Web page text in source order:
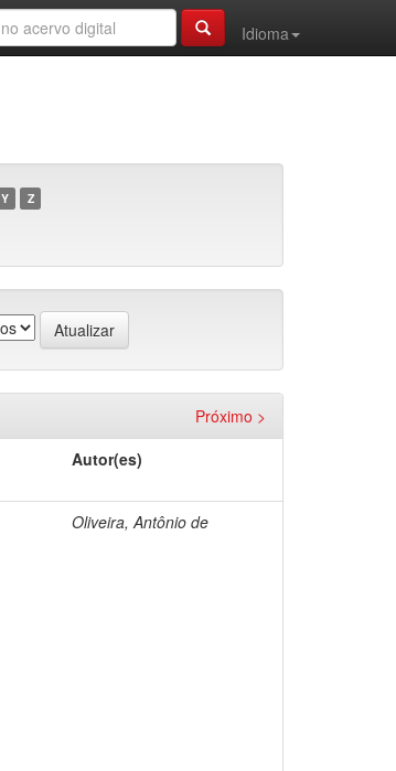
Idioma
Y Z
Próximo >
Autor(es)
Oliveira, Antônio de